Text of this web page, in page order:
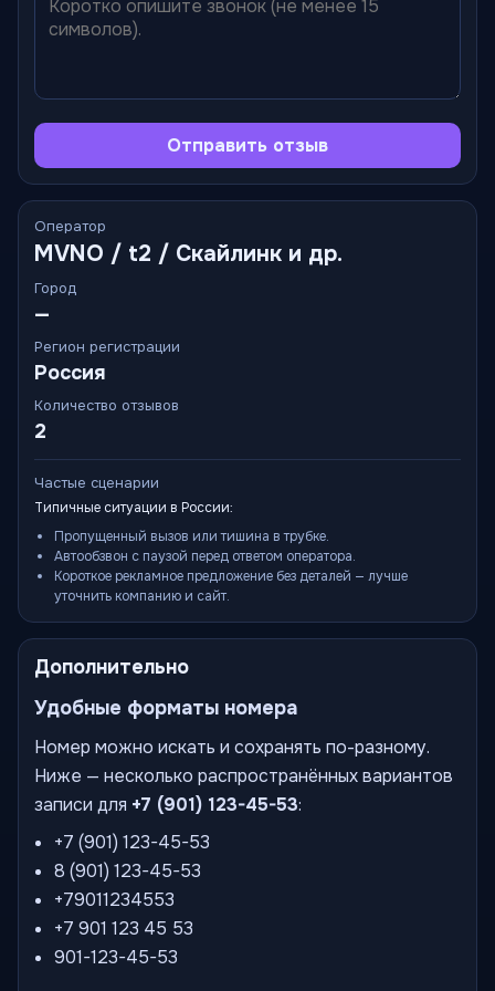
Отправить отзыв
Оператор
MVNO / t2 / Скайлинк и др.
Город
—
Регион регистрации
Россия
Количество отзывов
2
Частые сценарии
Типичные ситуации в России:
Пропущенный вызов или тишина в трубке.
Автообзвон с паузой перед ответом оператора.
Короткое рекламное предложение без деталей — лучше
уточнить компанию и сайт.
Дополнительно
Удобные форматы номера
Номер можно искать и сохранять по-разному.
Ниже — несколько распространённых вариантов
записи для +7 (901) 123-45-53:
+7 (901) 123-45-53
8 (901) 123-45-53
+79011234553
+7 901 123 45 53
901-123-45-53